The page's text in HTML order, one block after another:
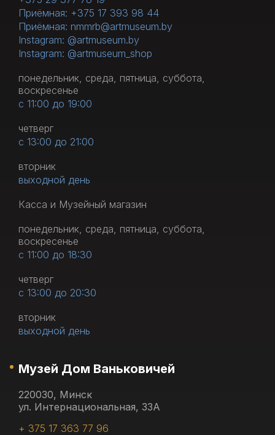
Приёмная: +375 17 393 98 44
Приёмная: nmmrb@artmuseum.by
Instagram: @artmuseum.by
Instagram: @artmuseum_shop
понедельник, среда, пятница, суббота,
воскресенье
с 11:00 до 19:00
четверг
с 13:00 до 21:00
вторник
выходной день
Касса и Музейный магазин
понедельник, среда, пятница, суббота,
воскресенье
с 11:00 до 18:30
четверг
с 13:00 до 20:30
вторник
выходной день
Музей Дом Ваньковичей
220030, Минск
ул. Интернациональная, 33А
+ 375 17 363 77 96